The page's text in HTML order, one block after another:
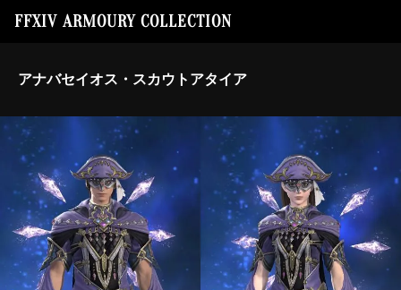
FFXIV ARMOURY COLLECTION
アナバセイオス・スカウトアタイア